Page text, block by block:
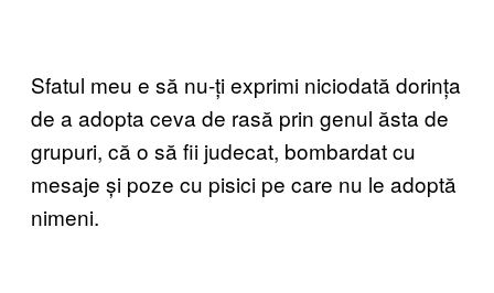
Sfatul meu e să nu-ți exprimi niciodată dorința
de a adopta ceva de rasă prin genul ăsta de
grupuri, că o să fii judecat, bombardat cu
mesaje și poze cu pisici pe care nu le adoptă
nimeni.